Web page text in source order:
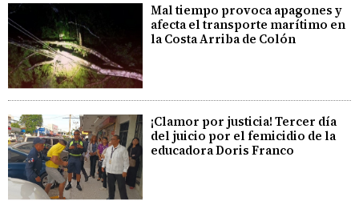
Mal tiempo provoca apagones y
afecta el transporte marítimo en
la Costa Arriba de Colón
¡Clamor por justicia! Tercer día
del juicio por el femicidio de la
educadora Doris Franco